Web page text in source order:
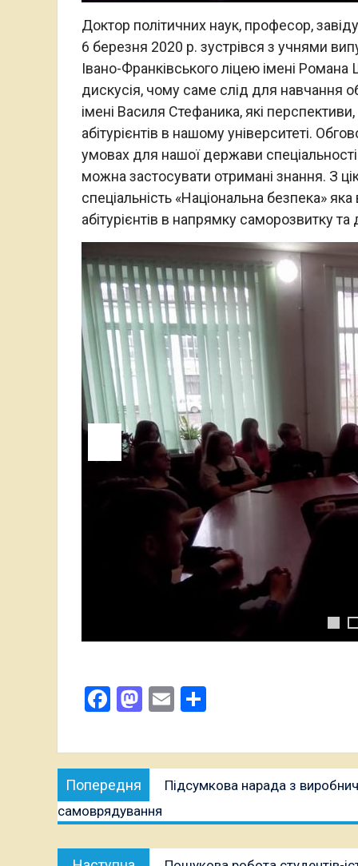
Доктор політичних наук, професор,
6 березня 2020 р. зустрівся з учнями
Івано-Франківського ліцею імені
дискусія, чому саме слід для навчання
імені Василя Стефаника, які
абітурієнтів в нашому університеті.
умовах для нашої держави спеціальності
можна застосувати отримані знання. З
спеціальність «Національна безпека»
абітурієнтів в напрямку саморозвитку
Facebook
Mastodon
Email
Навігація
записів
Попередня
публікація:
Підсумкова нарада з
самоврядування